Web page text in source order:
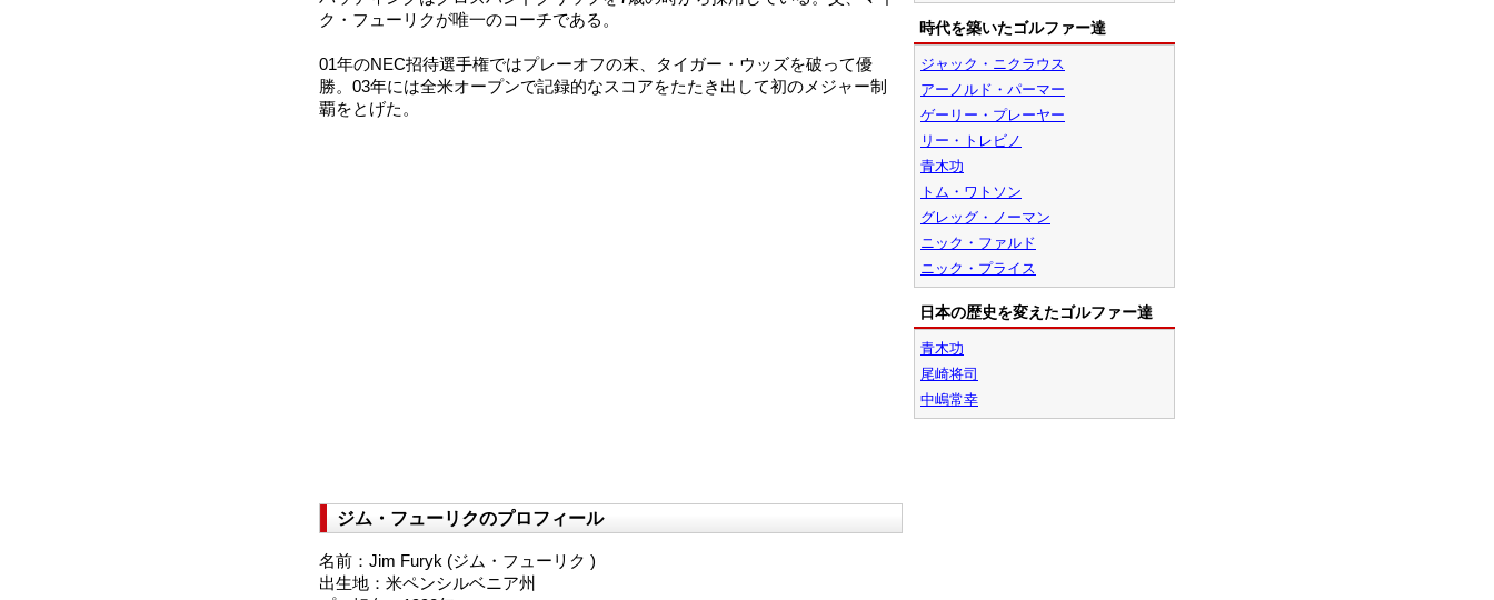
ク・フューリクが唯一のコーチである。
01年のNEC招待選手権ではプレーオフの末、タイガー・ウッズを破って優
勝。03年には全米オープンで記録的なスコアをたたき出して初のメジャー制
覇をとげた。
ジム・フューリクのプロフィール
名前：Jim Furyk (ジム・フューリク )
出生地：米ペンシルベニア州
時代を築いたゴルファー達
ジャック・ニクラウス
アーノルド・パーマー
ゲーリー・プレーヤー
リー・トレビノ
青木功
トム・ワトソン
グレッグ・ノーマン
ニック・ファルド
ニック・プライス
日本の歴史を変えたゴルファー達
青木功
尾崎将司
中嶋常幸